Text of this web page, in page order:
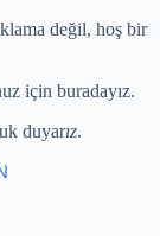
değil, hoş bir
için buradayız.
duyarız.